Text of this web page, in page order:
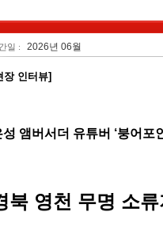
일 : 2026년 06월